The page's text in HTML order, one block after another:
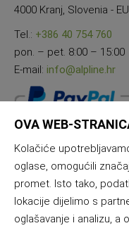
4000 Kranj, Slovenia - EU
Tel.: +386 40 754 760
pon. – pet. 8:00 – 15:00
E-mail: info@alpline.hr
OVA WEB-
Kolačiće
oglase, omogućili
promet. Isto tako,
lokacije dijelimo s
oglašavanje i analizu, a